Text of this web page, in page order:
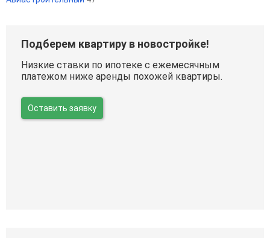
Подберем квартиру в новостройке!
Низкие ставки по ипотеке с ежемесячным
платежом ниже аренды похожей квартиры.
Оставить заявку